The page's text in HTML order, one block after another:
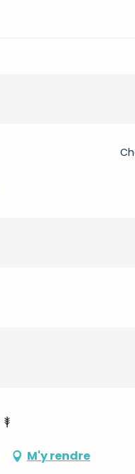
M'y rendre